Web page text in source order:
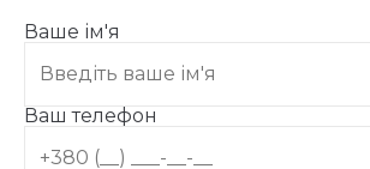
Ваше ім'я
Ваш телефон